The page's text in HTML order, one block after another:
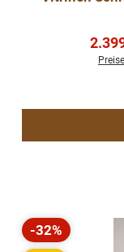
Rabatt
-32%